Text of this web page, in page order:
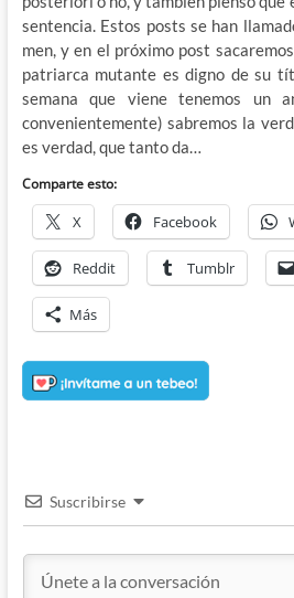
sentencia. Estos posts se han
men, y en el próximo post
patriarca mutante es digno de su
semana que viene tenemos un
convenientemente) sabremos la
es verdad, que tanto da…
Comparte esto:
X Facebook
Reddit Tumblr
Más
Suscribirse